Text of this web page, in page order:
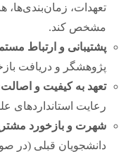
تعهدات، زمان‌بندی‌ها،
مشخص کند.
پشتیبانی و ارتباط
پژوهشگر و دریافت
تعهد به کیفیت و
رعایت استانداردهای
شهرت و بازخورد
دانشجویان قبلی (در